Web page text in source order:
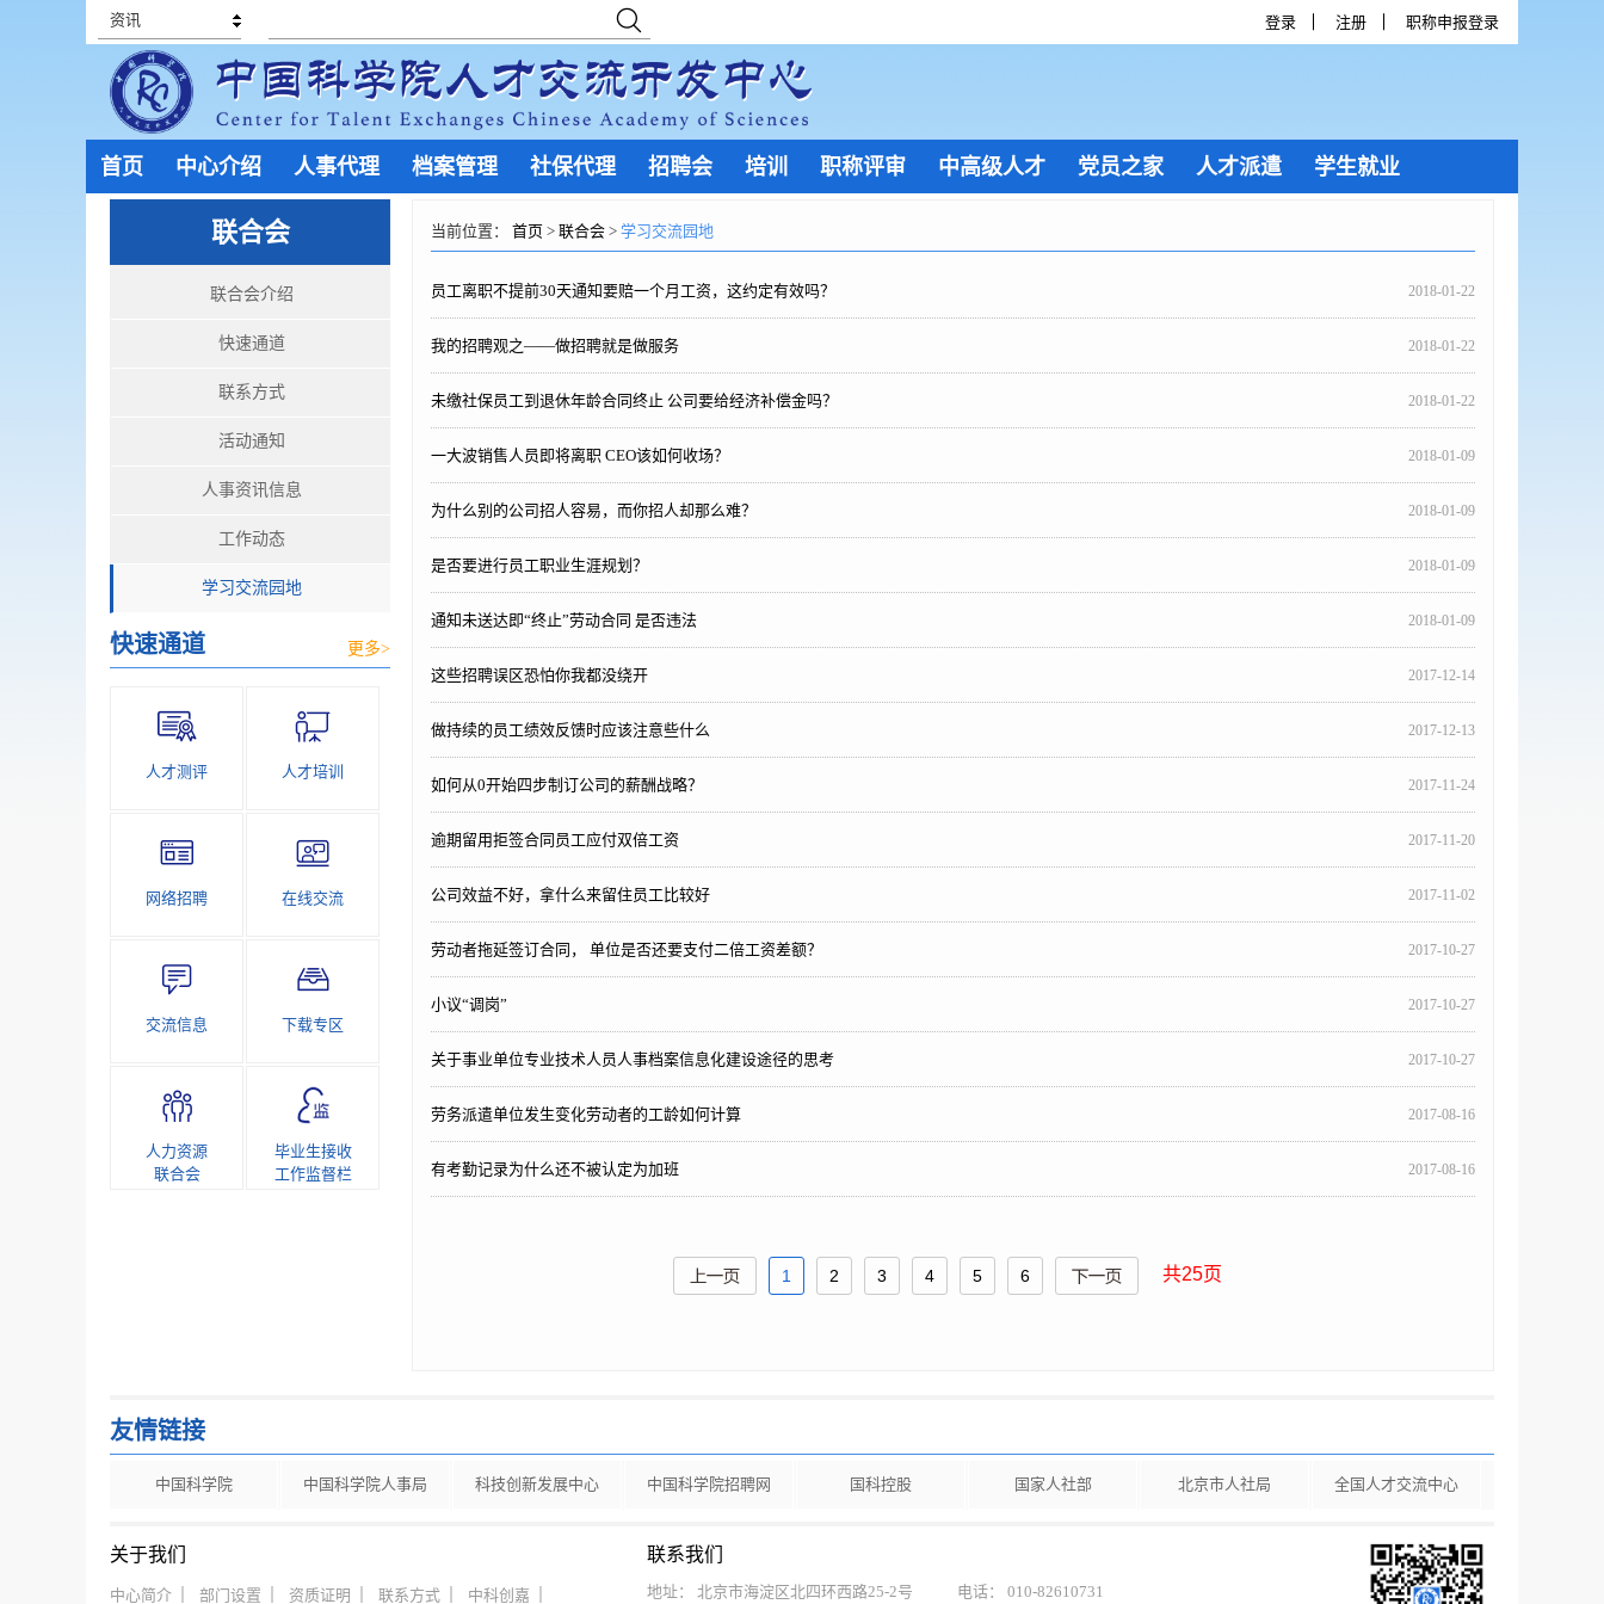
资讯 登录 注册 职称申报登录
首页 中心介绍 人事代理 档案管理 社保代理 招聘会 培训 职称评审 中高级人才 党员之家 人才派遣 学生就业
联合会
联合会介绍
快速通道
联系方式
活动通知
人事资讯信息
工作动态
学习交流园地
快速通道 更多>
人才测评 人才培训
网络招聘 在线交流
交流信息 下载专区
人力资源
联合会
毕业生接收
工作监督栏
当前位置： 首页 > 联合会 > 学习交流园地
员工离职不提前30天通知要赔一个月工资，这约定有效吗？ 2018-01-22
我的招聘观之——做招聘就是做服务 2018-01-22
未缴社保员工到退休年龄合同终止 公司要给经济补偿金吗？ 2018-01-22
一大波销售人员即将离职 CEO该如何收场？ 2018-01-09
为什么别的公司招人容易，而你招人却那么难？ 2018-01-09
是否要进行员工职业生涯规划？ 2018-01-09
通知未送达即“终止”劳动合同 是否违法 2018-01-09
这些招聘误区恐怕你我都没绕开 2017-12-14
做持续的员工绩效反馈时应该注意些什么 2017-12-13
如何从0开始四步制订公司的薪酬战略？ 2017-11-24
逾期留用拒签合同员工应付双倍工资 2017-11-20
公司效益不好，拿什么来留住员工比较好 2017-11-02
劳动者拖延签订合同， 单位是否还要支付二倍工资差额？ 2017-10-27
小议“调岗” 2017-10-27
关于事业单位专业技术人员人事档案信息化建设途径的思考 2017-10-27
劳务派遣单位发生变化劳动者的工龄如何计算 2017-08-16
有考勤记录为什么还不被认定为加班 2017-08-16
1 2 3 4 5 6 共25页
友情链接
中国科学院 中国科学院人事局 科技创新发展中心 中国科学院招聘网 国科控股 国家人社部 北京市人社局 全国人才交流中心
关于我们
中心简介 部门设置 资质证明 联系方式 中科创嘉
联系我们
地址： 北京市海淀区北四环西路25-2号 电话： 010-82610731